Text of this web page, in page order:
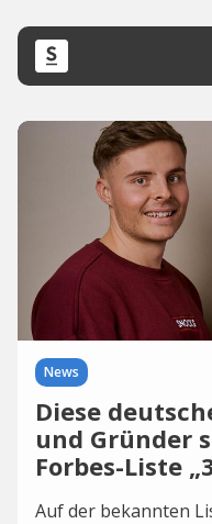
News
Diese
und Gründer
Forbes-Liste
Auf der bekannten